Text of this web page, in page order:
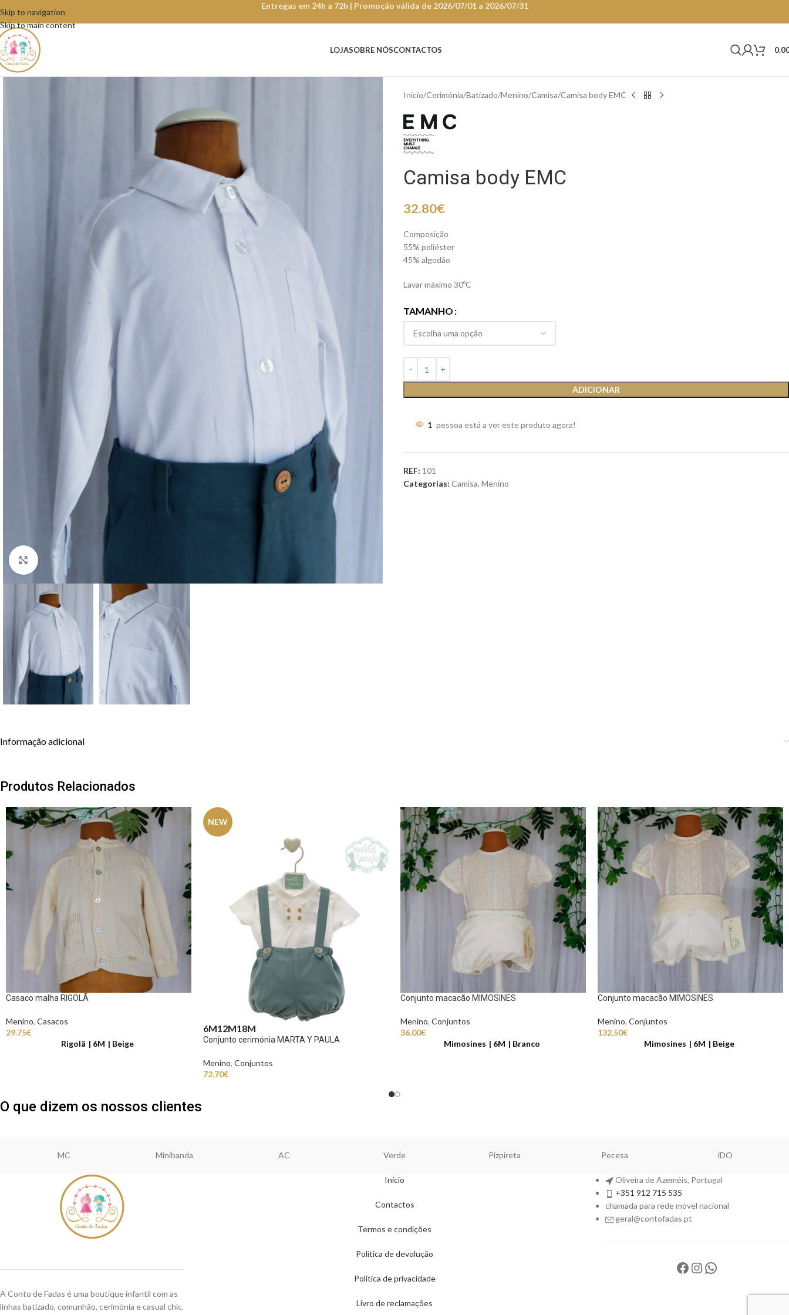
Skip to navigation
Skip to main content
Entregas em 24h a 72h | Promoção válida de 2026/07/01 a 2026/07/31
LOJASOBRE NÓSCONTACTOS
Clique para aumentar
Início Cerimónia Batizado Menino Camisa Camisa body EMC
Camisa body EMC
32.80€
Composição
55% poliéster
45% algodão
Lavar máximo 30ºC
TAMANHO
ADICIONAR
1 pessoa está a ver este produto agora!
REF: 101
Categorias: Camisa, Menino
Informação adicional
Produtos Relacionados
Casaco malha RIGOLÃ
Menino, Casacos
29.75€
Rigolã
6M Beige
NEW
6M12M18M
Conjunto cerimónia MARTA Y PAULA
Menino, Conjuntos
72.70€
Conjunto macacão MIMOSINES
Menino, Conjuntos
36.00€
Mimosines
6M Branco
Conjunto macacão MIMOSINES
Menino, Conjuntos
132.50€
Mimosines
6M Beige
O que dizem os nossos clientes
MC Minibanda AC Verde Pizpireta Pecesa iDO
A Conto de Fadas é uma boutique infantil com as
linhas batizado, comunhão, cerimónia e casual chic.
Início
Contactos
Termos e condições
Política de devolução
Política de privacidade
Livro de reclamações
Oliveira de Azeméis, Portugal
+351 912 715 535
chamada para rede móvel nacional
geral@contofadas.pt